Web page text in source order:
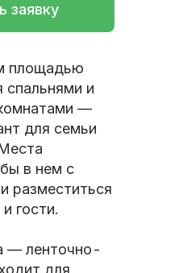
заявку
площадью
спальнями и
—
для семьи
в нем с
разместиться
гости.
— ленточно-